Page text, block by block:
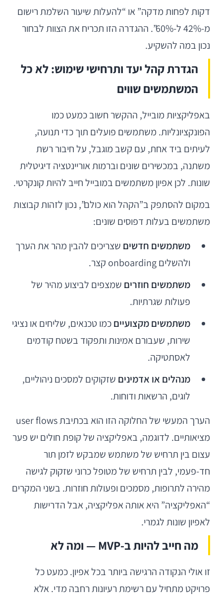
דקות לפחות מדקה” או “להעלות שיעור השלמת רישום
מ-42% ל-60%”. ההגדרה הזו תכריח את הצוות לבחור
נכון במה להשקיע.
הגדרת קהל יעד ותרחישי שימוש: לא כל
המשתמשים שווים
באפליקציות מובייל, ההקשר חשוב כמעט כמו
הפונקציונליות. משתמשים פועלים תוך כדי תנועה,
לעיתים ביד אחת, עם קשב מוגבל, על חיבור רשת
משתנה, במכשירים שונים וברמות אוריינטציה דיגיטלית
שונות. לכן אפיון משתמשים במובייל חייב להיות קונקרטי.
במקום להסתפק ב”הקהל הוא כולם”, נכון לזהות קבוצות
משתמשים בעלות דפוסים שונים:
משתמשים חדשים שצריכים להבין מהר את הערך
ולהשלים onboarding קצר.
משתמשים חוזרים שמצפים לביצוע מהיר של
פעולות שגרתיות.
משתמשים מקצועייםכמו טכנאים, שליחים או נציגי
שירות, שעבורם אמינות ותפקוד בשטח קודמים
לאסתטיקה.
מנהלים או אדמינים שזקוקים למסכים ניהוליים,
לוגים, הרשאות ודוחות.
הערך המעשי של החלוקה הזו הוא בכתיבת user flows
מציאותיים. לדוגמה, באפליקציה של קופת חולים יש פער
עצום בין תרחיש של משתמש שמבקש לזמן תור
חד-פעמי, לבין תרחיש של מטופל כרוני שזקוק לגישה
מהירה לתרופות, מסמכים ופעולות חוזרות. בשני המקרים
“האפליקציה” היא אותה אפליקציה, אבל הדרישות
לאפיון שונות לגמרי.
מה חייב להיות ב-MVP — ומה לא
זו אולי הנקודה הרגישה ביותר בכל אפיון. כמעט כל
פרויקט מתחיל עם רשימת רעיונות רחבה מדי. אלא